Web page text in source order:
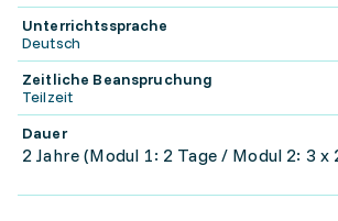
Unterrichtssprache
Deutsch
Zeitliche Beanspruchung
Teilzeit
Dauer
2 Jahre (Modul 1: 2 Tage / Modul 2: 3 x